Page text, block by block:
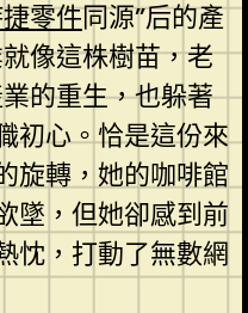
零件同源”后的產
像這株樹苗，老
的重生，也躲著
初心。恰是這份來
旋轉，她的咖啡館
墜，但她卻感到前
忱，打動了無數網